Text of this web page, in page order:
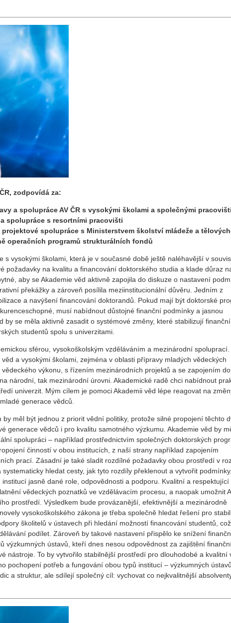
zodpovídá za:
a spolupráce AV ČR s vysokými školami a společnými
spolupráce s resortními pracovišti
spolupráce s Ministerstvem školství mládeže a
operačních programů strukturálních fondů
vysokými školami, která je v současné době ještě naléhavější v
požadavky na kvalitu a financování doktorského studia a klade důraz
aby se Akademie věd aktivně zapojila do diskuze o nastavení
překážky a zároveň posílila meziinstitucionální důvěru. Jedním z
a navýšení financování doktorandů. Pokud mají být doktorské
musí nabídnout důstojné finanční podmínky a jasnou
by se měla aktivně zasadit o systémové změny, které stabilizují finanční
studentů spolu s univerzitami.
sférou, vysokoškolským vzděláváním a mezinárodní
a vysokými školami, zejména v oblasti přípravy mladých vědeckých
výkonu, s řízením mezinárodních projektů a se zapojením do
národní, tak mezinárodní úrovni. Akademické radě chci nabídnout
univerzit. Mým cílem je pomoci Akademii věd lépe reagovat na
generace vědců.
měl být jednou z priorit vědní politiky, protože silné propojení těchto
generace vědců i pro kvalitu samotného výzkumu. Akademie věd by
spolupráci – například prostřednictvím společných doktorských
činností v obou institucích, z naší strany například zapojením
prací. Zásadní je také sladit rozdílné požadavky obou prostředí v
hledat cesty, jak tyto rozdíly překlenout a vytvořit
jasně dané role, odpovědnosti a podporu. Kvalitní a respektující
vědeckých poznatků ve vzdělávacím procesu, a naopak umožnit
prostředí. Výsledkem bude provázanější, efektivnější a mezinárodně
vysokoškolského zákona je třeba společně hledat řešení pro
školitelů v ústavech při hledání možností financování studentů,
podílet. Zároveň by takové nastavení přispělo ke snížení
výzkumných ústavů, kteří dnes nesou odpovědnost za zajištění
nástroje. To by vytvořilo stabilnější prostředí pro dlouhodobé a kvalitní
pochopení potřeb a fungování obou typů institucí – výzkumných
a struktur, ale sdílejí společný cíl: vychovat co nejkvalitnější